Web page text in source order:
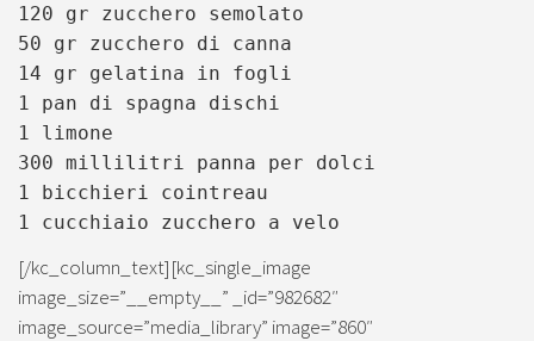
120 gr zucchero semolato
50 gr zucchero di canna
14 gr gelatina in fogli
1 pan di spagna dischi
1 limone
300 millilitri
panna per dolci
1 bicchieri
cointreau
1 cucchiaio zucchero a velo
[/kc_column_text][kc_single_image
image_size=”__empty__” _id=”982682″
image_source=”media_library” image=”860″